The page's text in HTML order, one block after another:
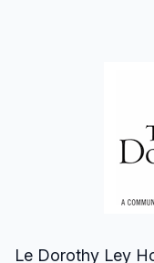
Le Dorothy Ley